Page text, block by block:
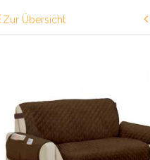
Zur Übersicht